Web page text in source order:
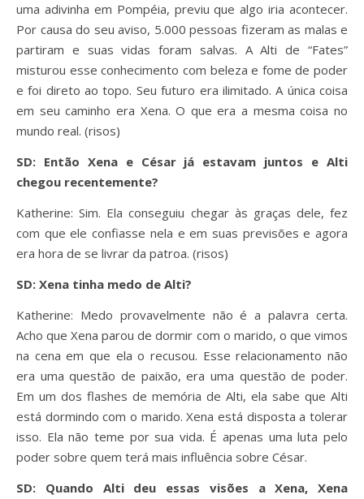
uma adivinha em Pompéia, previu que algo iria acontecer.
Por causa do seu aviso, 5.000 pessoas fizeram as malas e
partiram e suas vidas foram salvas. A Alti de “Fates”
misturou esse conhecimento com beleza e fome de poder
e foi direto ao topo. Seu futuro era ilimitado. A única coisa
em seu caminho era Xena. O que era a mesma coisa no
mundo real. (risos)
SD: Então Xena e César já estavam juntos e Alti
chegou recentemente?
Katherine: Sim. Ela conseguiu chegar às graças dele, fez
com que ele confiasse nela e em suas previsões e agora
era hora de se livrar da patroa. (risos)
SD: Xena tinha medo de Alti?
Katherine: Medo provavelmente não é a palavra certa.
Acho que Xena parou de dormir com o marido, o que vimos
na cena em que ela o recusou. Esse relacionamento não
era uma questão de paixão, era uma questão de poder.
Em um dos flashes de memória de Alti, ela sabe que Alti
está dormindo com o marido. Xena está disposta a tolerar
isso. Ela não teme por sua vida. É apenas uma luta pelo
poder sobre quem terá mais influência sobre César.
SD: Quando Alti deu essas visões a Xena, Xena